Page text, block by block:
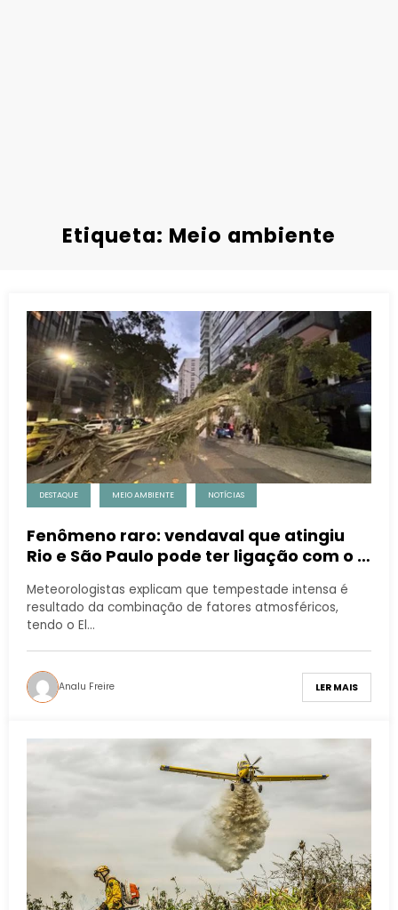
Etiqueta: Meio ambiente
DESTAQUE MEIO AMBIENTE NOTÍCIAS
Fenômeno raro: vendaval que atingiu
Rio e São Paulo pode ter ligação com o El
Meteorologistas explicam que tempestade intensa é
resultado da combinação de fatores atmosféricos,
tendo o El…
Analu Freire LER MAIS